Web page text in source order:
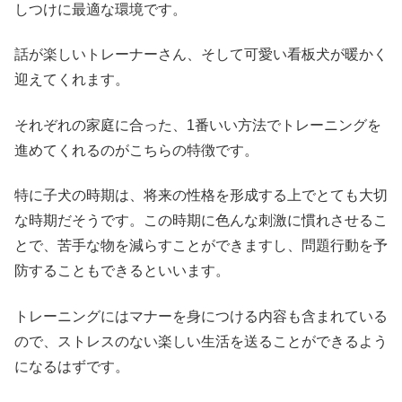
しつけに最適な環境です。
話が楽しいトレーナーさん、そして可愛い看板犬が暖かく
迎えてくれます。
それぞれの家庭に合った、1番いい方法でトレーニングを
進めてくれるのがこちらの特徴です。
特に子犬の時期は、将来の性格を形成する上でとても大切
な時期だそうです。この時期に色んな刺激に慣れさせるこ
とで、苦手な物を減らすことができますし、問題行動を予
防することもできるといいます。
トレーニングにはマナーを身につける内容も含まれている
ので、ストレスのない楽しい生活を送ることができるよう
になるはずです。